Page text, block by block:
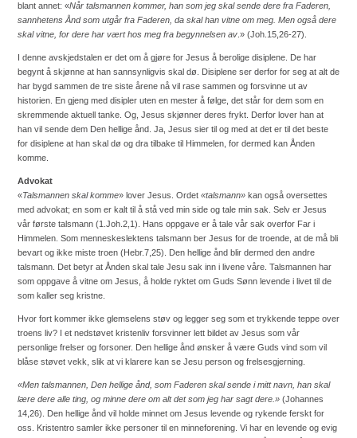
blant annet: «Når talsmannen kommer, han som jeg skal sende dere fra Faderen,
sannhetens Ånd som utgår fra Faderen, da skal han vitne om meg. Men også dere
skal vitne, for dere har vært hos meg fra begynnelsen av .» (Joh.15,26-27).
I denne avskjedstalen er det om å gjøre for Jesus å berolige disiplene. De har
begynt å skjønne at han sannsynligvis skal dø. Disiplene ser derfor for seg at alt de
har bygd sammen de tre siste årene nå vil rase sammen og forsvinne ut av
historien. En gjeng med disipler uten en mester å følge, det står for dem som en
skremmende aktuell tanke. Og, Jesus skjønner deres frykt. Derfor lover han at
han vil sende dem Den hellige ånd. Ja, Jesus sier til og med at det er til det beste
for disiplene at han skal dø og dra tilbake til Himmelen, for dermed kan Ånden
komme.
Advokat
«Talsmannen skal komme» lover Jesus. Ordet «talsmann» kan også oversettes
med advokat; en som er kalt til å stå ved min side og tale min sak. Selv er Jesus
vår første talsmann (1.Joh.2,1). Hans oppgave er å tale vår sak overfor Far i
Himmelen. Som menneskeslektens talsmann ber Jesus for de troende, at de må bli
bevart og ikke miste troen (Hebr.7,25). Den hellige ånd blir dermed den andre
talsmann. Det betyr at Ånden skal tale Jesu sak inn i livene våre. Talsmannen har
som oppgave å vitne om Jesus, å holde ryktet om Guds Sønn levende i livet til de
som kaller seg kristne.
Hvor fort kommer ikke glemselens støv og legger seg som et trykkende teppe over
troens liv? I et nedstøvet kristenliv forsvinner lett bildet av Jesus som vår
personlige frelser og forsoner. Den hellige ånd ønsker å være Guds vind som vil
blåse støvet vekk, slik at vi klarere kan se Jesu person og frelsesgjerning.
«Men talsmannen, Den hellige ånd, som Faderen skal sende i mitt navn, han skal
lære dere alle ting, og minne dere om alt det som jeg har sagt dere.» (Johannes
14,26). Den hellige ånd vil holde minnet om Jesus levende og rykende ferskt for
oss. Kristentro samler ikke personer til en minneforening. Vi har en levende og evig